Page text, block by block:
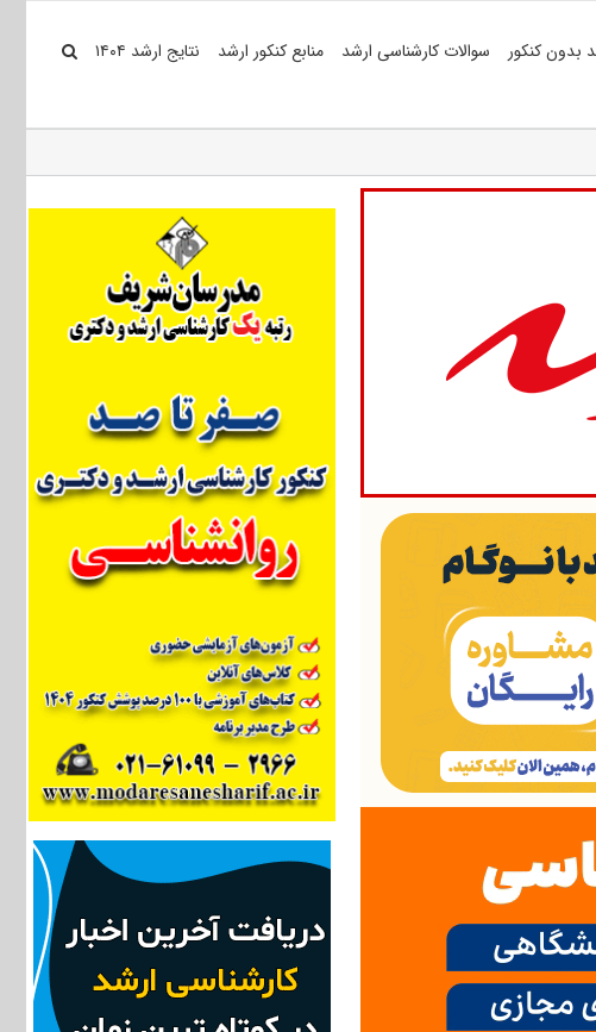
بدون کنکور سوالات کارشناسی ارشد منابع کنکور ارشد نتایج ارشد ۱۴۰۴